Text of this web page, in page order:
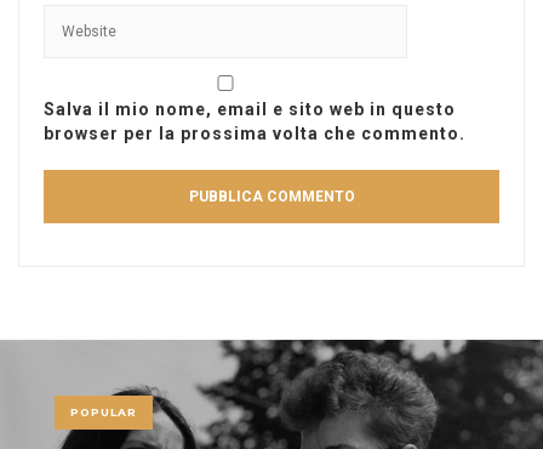
Salva il mio nome, email e sito web in questo
browser per la prossima volta che commento.
POPULAR